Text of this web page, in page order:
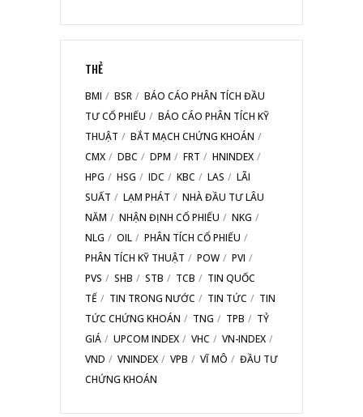
THẺ
BMI BSR
BÁO CÁO PHÂN TÍCH ĐẦU
TƯ CỔ PHIẾU
BÁO CÁO PHÂN TÍCH KỸ
THUẬT
BẮT MẠCH CHỨNG KHOÁN
CMX
DBC DPM FRT
HNINDEX
HPG
HSG IDC KBC LAS
LÃI
SUẤT
LẠM PHÁT
NHÀ ĐẦU TƯ LÂU
NĂM
NHẬN ĐỊNH CỔ PHIẾU
NKG
NLG
OIL
PHÂN TÍCH CỔ PHIẾU
PHÂN TÍCH KỸ THUẬT
POW
PVI
PVS
SHB STB TCB
TIN QUỐC
TẾ
TIN TRONG NƯỚC TIN TỨC
TIN
TỨC CHỨNG KHOÁN
TNG TPB
TỶ
GIÁ
UPCOM INDEX VHC
VN-INDEX
VND
VNINDEX VPB VĨ MÔ
ĐẦU TƯ
CHỨNG KHOÁN